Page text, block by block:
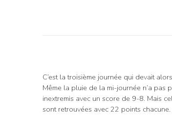
C’est la troisième journée qui devait
Même la pluie de la mi-journée n’a pas
inextremis avec un score de 9-8. Mais
sont retrouvées avec 22 points